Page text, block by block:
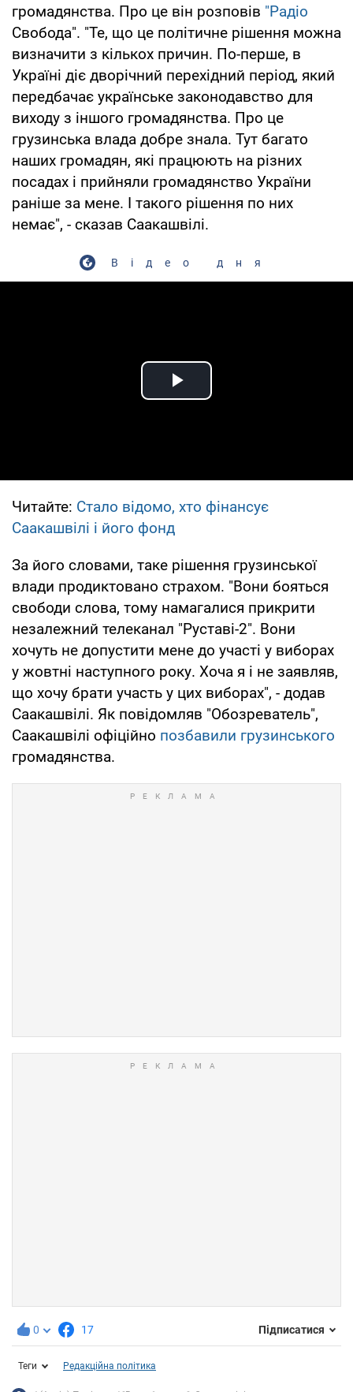
громадянства. Про це він розповів "Радіо
Свобода". "Те, що це політичне рішення можна
визначити з кількох причин. По-перше, в
Україні діє дворічний перехідний період, який
передбачає українське законодавство для
виходу з іншого громадянства. Про це
грузинська влада добре знала. Тут багато
наших громадян, які працюють на різних
посадах і прийняли громадянство України
раніше за мене. І такого рішення по них
немає", - сказав Саакашвілі.
Відео дня
Play Video
Читайте: Стало відомо, хто фінансує
Саакашвілі і його фонд
За його словами, таке рішення грузинської
влади продиктовано страхом. "Вони бояться
свободи слова, тому намагалися прикрити
незалежний телеканал "Руставі-2". Вони
хочуть не допустити мене до участі у виборах
у жовтні наступного року. Хоча я і не заявляв,
що хочу брати участь у цих виборах", - додав
Саакашвілі. Як повідомляв "Обозреватель",
Саакашвілі офіційно позбавили грузинського
громадянства.
0 17 Підписатися
Теги Редакційна політика